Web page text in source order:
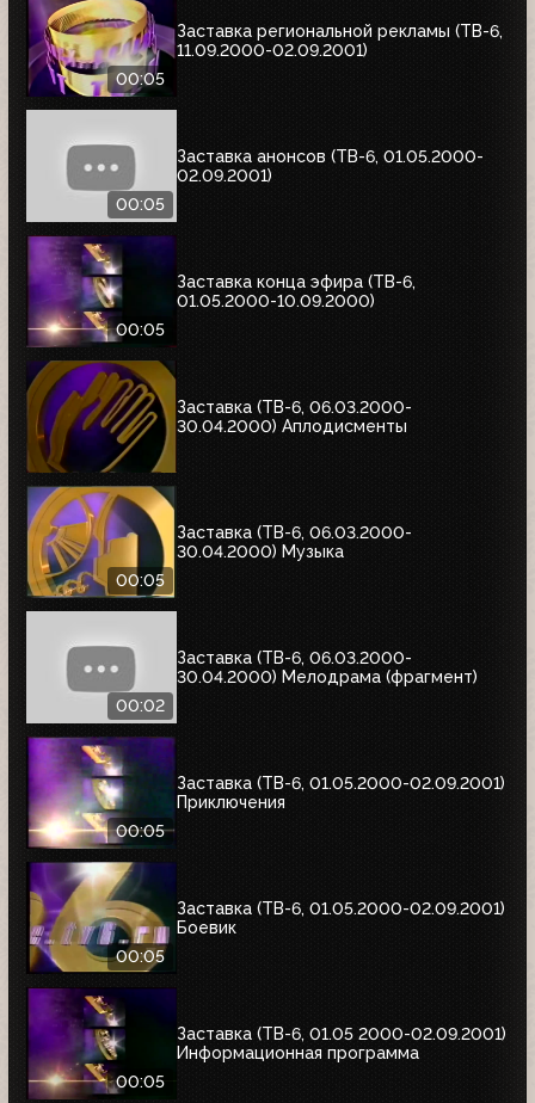
00:05
Заставка региональной рекламы (ТВ-6,
11.09.2000-02.09.2001)
00:05
Заставка анонсов (ТВ-6, 01.05.2000-
02.09.2001)
00:05
Заставка конца эфира (ТВ-6,
01.05.2000-10.09.2000)
Заставка (ТВ-6, 06.03.2000-
30.04.2000) Аплодисменты
00:05
Заставка (ТВ-6, 06.03.2000-
30.04.2000) Музыка
00:02
Заставка (ТВ-6, 06.03.2000-
30.04.2000) Мелодрама (фрагмент)
00:05
Заставка (ТВ-6, 01.05.2000-02.09.2001)
Приключения
00:05
Заставка (ТВ-6, 01.05.2000-02.09.2001)
Боевик
00:05
Заставка (ТВ-6, 01.05 2000-02.09.2001)
Информационная программа